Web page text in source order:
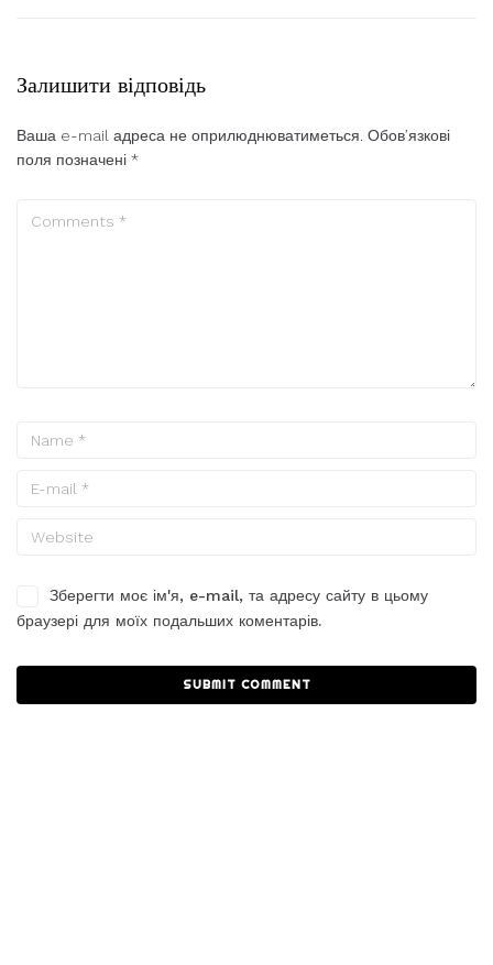
Залишити відповідь
Ваша e-mail адреса не оприлюднюватиметься. Обов’язкові
поля позначені *
Зберегти моє ім'я, e-mail, та адресу сайту в цьому
браузері для моїх подальших коментарів.